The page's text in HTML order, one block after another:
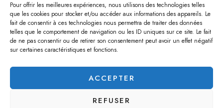
Pour offrir les meilleures expériences, nous utilisons des technologies telles
que les cookies pour stocker et/ou accéder aux informations des appareils. Le
fait de consentir à ces technologies nous permettra de traiter des données
telles que le comportement de navigation ou les ID uniques sur ce site. Le fait
de ne pas consentir ou de retirer son consentement peut avoir un effet négatif
sur certaines caractéristiques et fonctions.
ACCEPTER
REFUSER
Je m'abonne